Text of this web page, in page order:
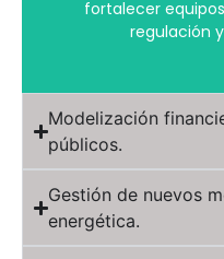
fortalecer
regulación
Analisis
Modelización
públicos.
Gestión de nuevos
energética.